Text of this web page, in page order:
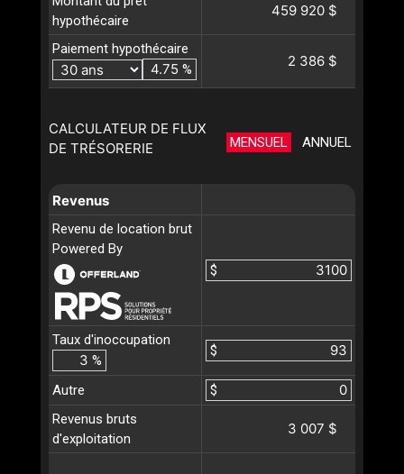
hypothécaire
459 920 $
Paiement hypothécaire
%
2 386 $
CALCULATEUR DE FLUX
DE TRÉSORERIE
MENSUEL ANNUEL
Revenus
Revenu de location brut
Powered By
$
Taux d'inoccupation
%
$
Autre
$
Revenus bruts
d'exploitation
3 007 $